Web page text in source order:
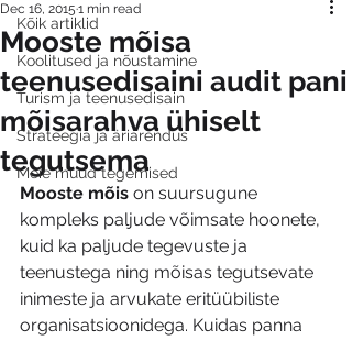
Kõik artiklid
Koolitused ja nõustamine
Turism ja teenusedisain
Strateegia ja äriarendus
Meie muud tegemised
Mooste mõisa
teenusedisaini audit pani
mõisarahva ühiselt
tegutsema
Dec 16, 2015 1 min read
Mooste mõis on suursugune
kompleks paljude võimsate hoonete,
kuid ka paljude tegevuste ja
teenustega ning mõisas tegutsevate
inimeste ja arvukate eritüübiliste
organisatsioonidega. Kuidas panna